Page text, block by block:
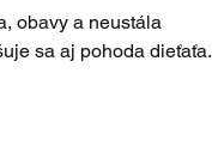
obavy a neustála
sa aj pohoda dieťaťa.